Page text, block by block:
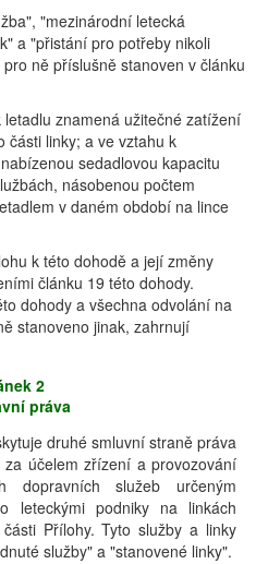
"mezinárodní letecká
a "přistání pro potřeby nikoli
ně příslušně stanoven v článku
znamená užitečné zatížení
části linky; a ve vztahu k
sedadlovou kapacitu
násobenou počtem
v daném období na lince
k této dohodě a její změny
článku 19 této dohody.
dohody a všechna odvolání na
stanoveno jinak, zahrnují
2
práva
druhé smluvní straně práva
účelem zřízení a provozování
dopravních služeb určeným
leteckými podniky na linkách
Přílohy. Tyto služby a linky
služby" a "stanovené linky".